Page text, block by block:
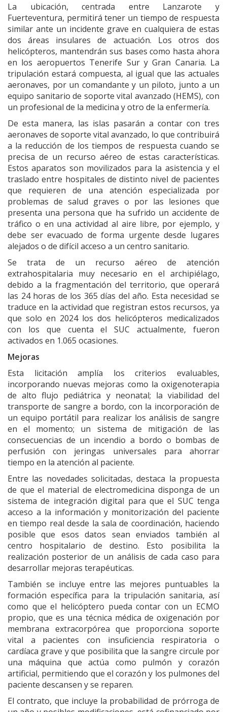
La ubicación, centrada entre Lanzarote y
Fuerteventura, permitirá tener un tiempo de respuesta
similar ante un incidente grave en cualquiera de estas
dos áreas insulares de actuación. Los otros dos
helicópteros, mantendrán sus bases como hasta ahora
en los aeropuertos Tenerife Sur y Gran Canaria. La
tripulación estará compuesta, al igual que las actuales
aeronaves, por un comandante y un piloto, junto a un
equipo sanitario de soporte vital avanzado (HEMS), con
un profesional de la medicina y otro de la enfermería.
De esta manera, las islas pasarán a contar con tres
aeronaves de soporte vital avanzado, lo que contribuirá
a la reducción de los tiempos de respuesta cuando se
precisa de un recurso aéreo de estas características.
Estos aparatos son movilizados para la asistencia y el
traslado entre hospitales de distinto nivel de pacientes
que requieren de una atención especializada por
problemas de salud graves o por las lesiones que
presenta una persona que ha sufrido un accidente de
tráfico o en una actividad al aire libre, por ejemplo, y
debe ser evacuado de forma urgente desde lugares
alejados o de difícil acceso a un centro sanitario.
Se trata de un recurso aéreo de atención
extrahospitalaria muy necesario en el archipiélago,
debido a la fragmentación del territorio, que operará
las 24 horas de los 365 días del año. Esta necesidad se
traduce en la actividad que registran estos recursos, ya
que solo en 2024 los dos helicópteros medicalizados
con los que cuenta el SUC actualmente, fueron
activados en 1.065 ocasiones.
Mejoras
Esta licitación amplía los criterios evaluables,
incorporando nuevas mejoras como la oxigenoterapia
de alto flujo pediátrica y neonatal; la viabilidad del
transporte de sangre a bordo, con la incorporación de
un equipo portátil para realizar los análisis de sangre
en el momento; un sistema de mitigación de las
consecuencias de un incendio a bordo o bombas de
perfusión con jeringas universales para ahorrar
tiempo en la atención al paciente.
Entre las novedades solicitadas, destaca la propuesta
de que el material de electromedicina disponga de un
sistema de integración digital para que el SUC tenga
acceso a la información y monitorización del paciente
en tiempo real desde la sala de coordinación, haciendo
posible que esos datos sean enviados también al
centro hospitalario de destino. Esto posibilita la
realización posterior de un análisis de cada caso para
desarrollar mejoras terapéuticas.
También se incluye entre las mejores puntuables la
formación específica para la tripulación sanitaria, así
como que el helicóptero pueda contar con un ECMO
propio, que es una técnica médica de oxigenación por
membrana extracorpórea que proporciona soporte
vital a pacientes con insuficiencia respiratoria o
cardíaca grave y que posibilita que la sangre circule por
una máquina que actúa como pulmón y corazón
artificial, permitiendo que el corazón y los pulmones del
paciente descansen y se reparen.
El contrato, que incluye la probabilidad de prórroga de